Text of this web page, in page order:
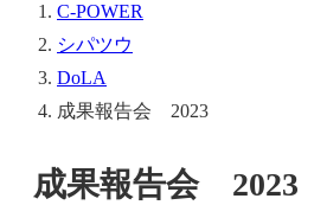
C-POWER
シパツウ
DoLA
成果報告会 2023
成果報告会 2023